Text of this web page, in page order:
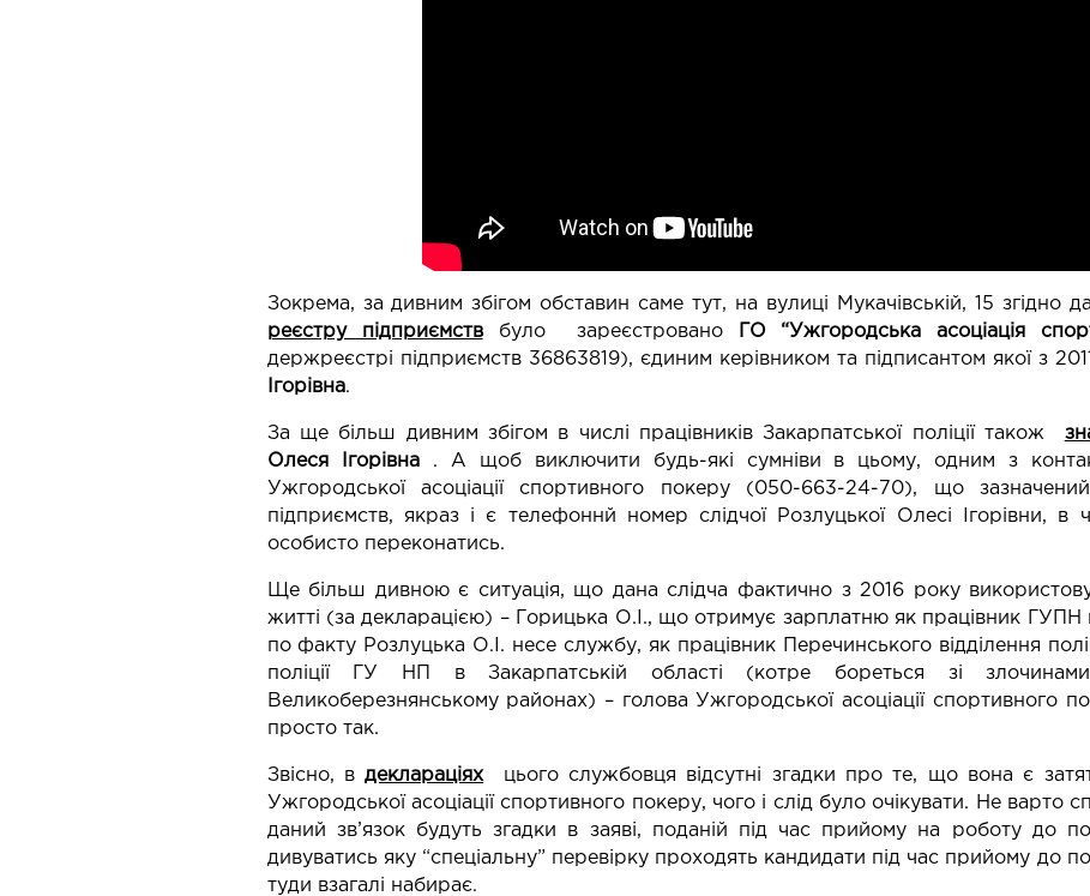
Зокрема, за дивним збігом обставин саме тут, на вулиці Мукачівській, 15 згідно
реєстру підприємствбуло зареєстрованоГО “Ужгородська асоціація
держреєстрі підприємств 36863819), єдиним керівником та підписантом якої з
Ігорівна.
За ще більш дивним збігом в числі працівників Закарпатської поліції також
Олеся Ігорівна. А щоб виключити будь-які сумніви в цьому, одним з
Ужгородської асоціації спортивного покеру (050-663-24-70), що
підприємств, якраз і є телефоннй номер слідчої Розлуцької Олесі Ігорівни,
особисто переконатись.
Ще більш дивною є ситуація, що дана слідча фактично з 2016 року
житті (за декларацією) – Горицька О.І., що отримує зарплатню як працівник ГУПН
по факту Розлуцька О.І. несе службу, як працівник Перечинського відділення
поліції ГУ НП в Закарпатській області (котре бореться зі
Великоберезнянському районах) – голова Ужгородської асоціації спортивного
просто так.
Звісно, вдеклараціях
цього службовця відсутні згадки про те, що вона є
Ужгородської асоціації спортивного покеру, чого і слід було очікувати. Не варто
даний зв’язок будуть згадки в заяві, поданій під час прийому на роботу до
дивуватись яку “спеціальну” перевірку проходять кандидати під час прийому до
туди взагалі набирає.